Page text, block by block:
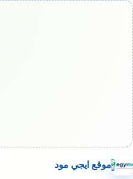
موقع ايجي مود